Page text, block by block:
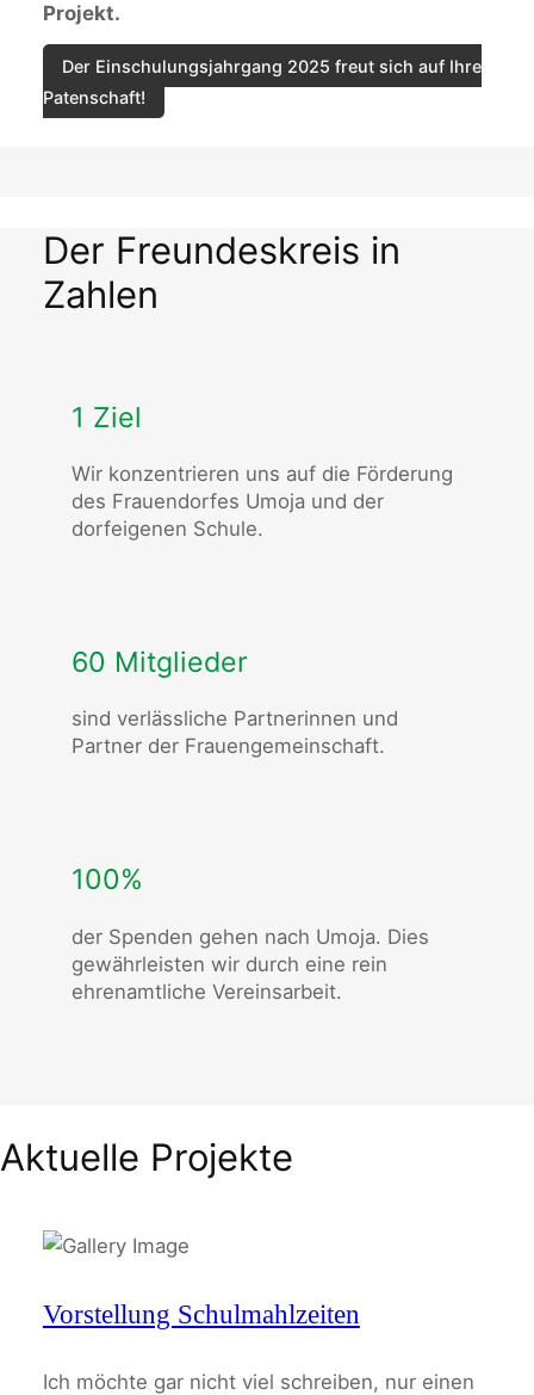
Projekt.
Der Einschulungsjahrgang 2025 freut sich auf Ihre
Patenschaft!
Der Freundeskreis in
Zahlen
1 Ziel
Wir konzentrieren uns auf die Förderung
des Frauendorfes Umoja und der
dorfeigenen Schule.
60 Mitglieder
sind verlässliche Partnerinnen und
Partner der Frauengemeinschaft.
100%
der Spenden gehen nach Umoja. Dies
gewährleisten wir durch eine rein
ehrenamtliche Vereinsarbeit.
Aktuelle Projekte
Vorstellung Schulmahlzeiten
Ich möchte gar nicht viel schreiben, nur einen